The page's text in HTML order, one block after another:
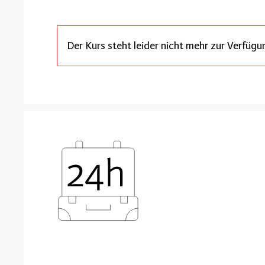
Der Kurs steht leider nicht mehr zur